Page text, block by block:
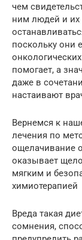
чем
ним людей и их
поскольку они
помогает, а
даже в
настаивают
Вернемся к
лечения по
ощелачивание
оказывает
мягким и
химиотерапией
Вреда такая
сомнения,